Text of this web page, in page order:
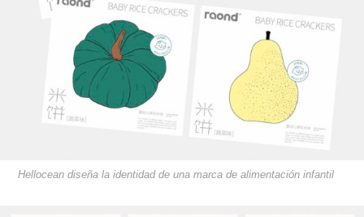
Hellocean diseña la identidad de una marca de alimentación infantil